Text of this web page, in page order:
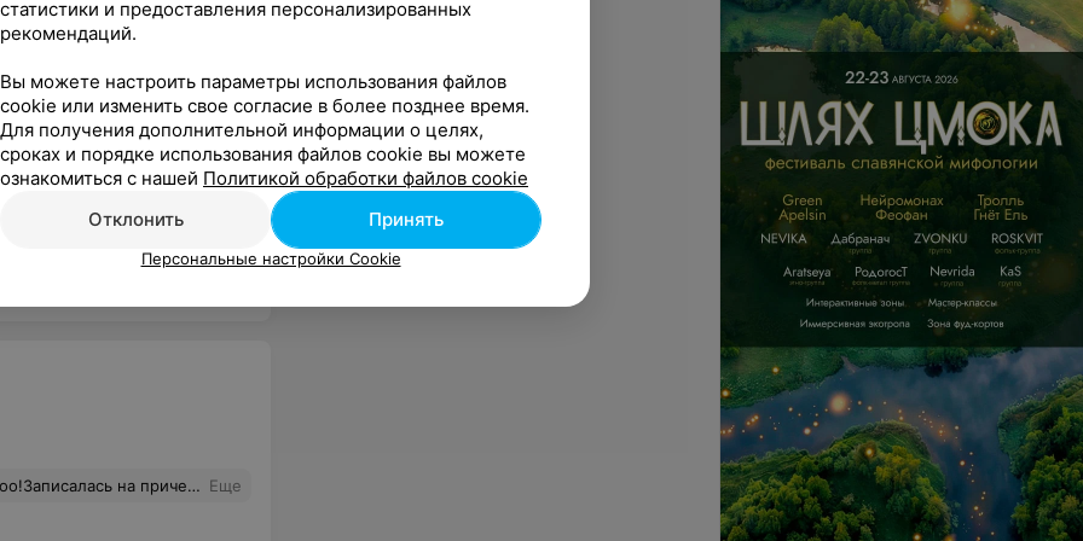
на все ушло около 30 минут по времени , и за этот "сервис" 43 рубля, этот cалон не должен вообще существовать , еще и с такими ценами , на дому мастера намного лучше делают за эти же деньги. Никому не советую туда идти.
работы, попросила волосы заколоть на бок, потому что, то что получилось у мастера можно было хотя бы спасти так и самой потом доделать. Вывод один- не пойду ни за что на свете больше туда и вам не советую! Еще
статистики и предоставления персонализированных
рекомендаций.
Вы можете настроить параметры использования файлов
cookie или изменить свое согласие в более позднее время.
Для получения дополнительной информации о целях,
сроках и порядке использования файлов cookie вы можете
ознакомиться с нашей Политикой обработки файлов cookie
Отклонить
Принять
Персональные настройки Cookie